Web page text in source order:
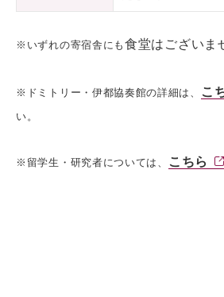
※いずれの寄宿舎にも 食堂はございま
※ドミトリー・伊都協奏館の詳細は、 こ
い。
※留学生・研究者については、 こちら